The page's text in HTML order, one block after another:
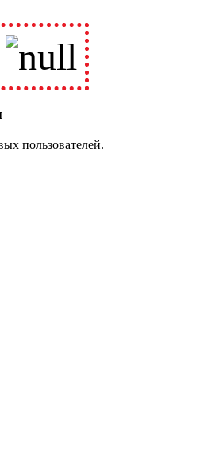
пользователей.